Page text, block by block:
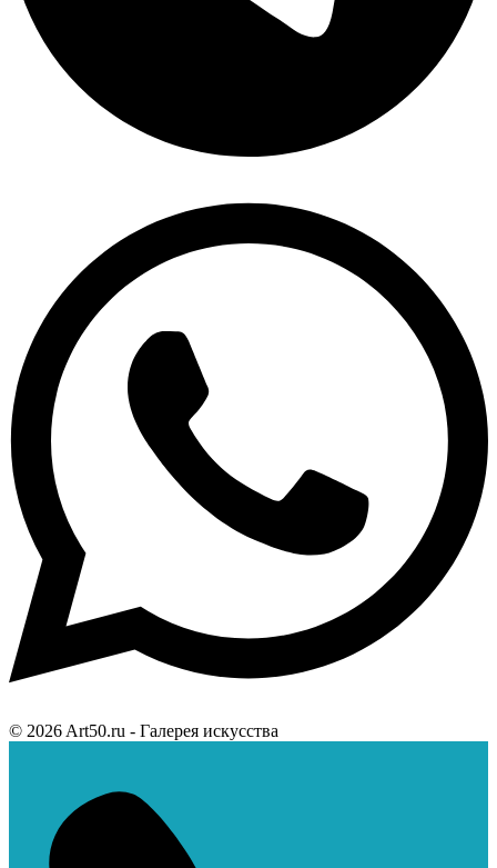
© 2026 Art50.ru - Галерея искусства